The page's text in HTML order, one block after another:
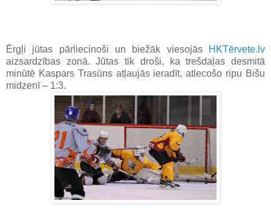
Ērgļi jūtas pārliecinoši un biežāk viesojās
HKTērvete.lv
aizsardzības zonā. Jūtas tik droši, ka trešdaļas desmitā
minūtē Kaspars Trasūns atļaujās ieradīt, atlecošo ripu Bišu
midzenī – 1:3.